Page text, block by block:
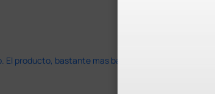
El producto, bastante mas barato que en otras